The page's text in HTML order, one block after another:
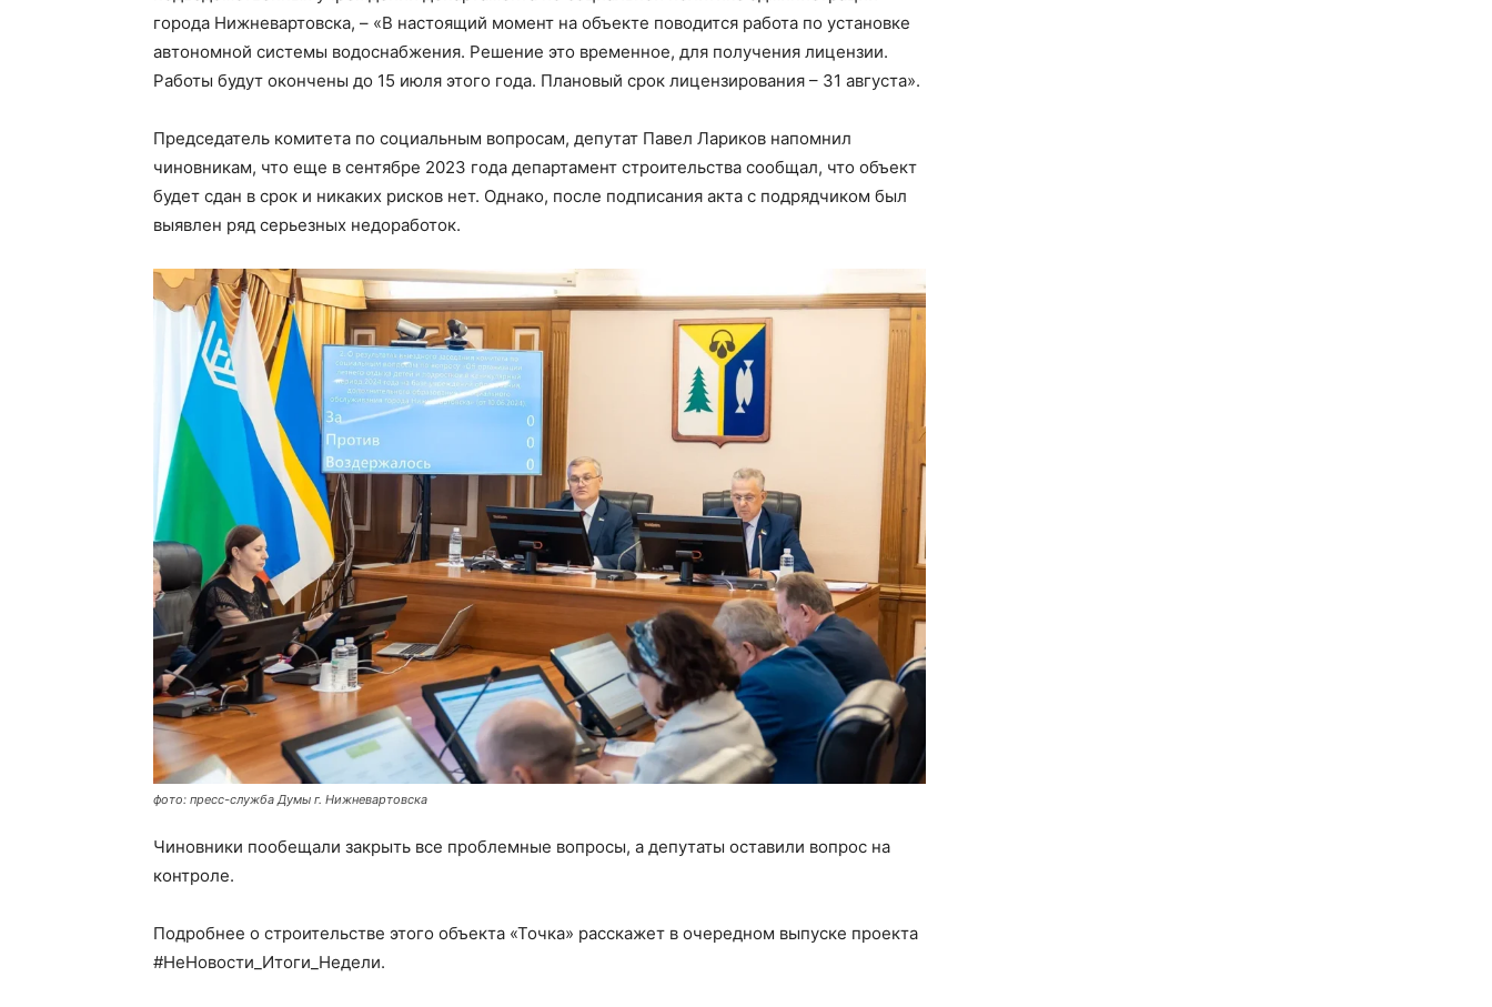
города Нижневартовска, – «В настоящий момент на объекте поводится работа по установке
автономной системы водоснабжения. Решение это временное, для получения лицензии.
Работы будут окончены до 15 июля этого года. Плановый срок лицензирования – 31 августа».
Председатель комитета по социальным вопросам, депутат Павел Лариков напомнил
чиновникам, что еще в сентябре 2023 года департамент строительства сообщал, что объект
будет сдан в срок и никаких рисков нет. Однако, после подписания акта с подрядчиком был
выявлен ряд серьезных недоработок.
фото: пресс-служба Думы г. Нижневартовска
Чиновники пообещали закрыть все проблемные вопросы, а депутаты оставили вопрос на
контроле.
Подробнее о строительстве этого объекта «Точка» расскажет в очередном выпуске проекта
#НеНовости_Итоги_Недели.